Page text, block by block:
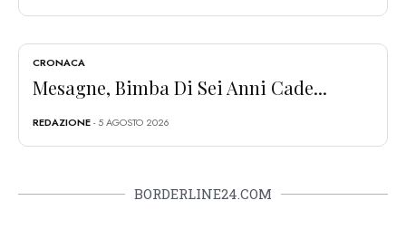
CRONACA
Mesagne, Bimba Di Sei Anni Cade...
REDAZIONE- 5 AGOSTO 2026
BORDERLINE24.COM